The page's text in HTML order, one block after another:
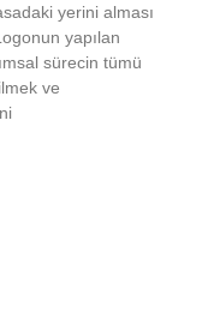
yerini alması
yapılan
sürecin tümü
ve